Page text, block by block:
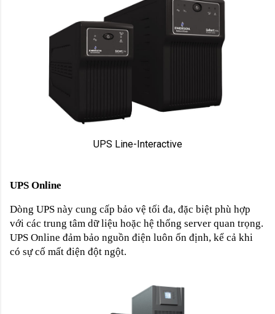
UPS Line-Interactive
UPS Online
Dòng UPS này cung cấp bảo vệ tối đa, đặc biệt phù hợp
với các trung tâm dữ liệu hoặc hệ thống server quan trọng.
UPS Online đảm bảo nguồn điện luôn ổn định, kể cả khi
có sự cố mất điện đột ngột.